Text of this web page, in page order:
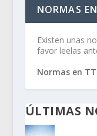
NORMAS
Existen unas
favor leelas
Normas en
ÚLTIMAS